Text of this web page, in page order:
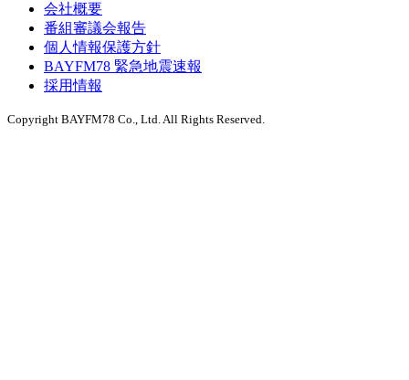
会社概要
番組審議会報告
個人情報保護方針
BAYFM78 緊急地震速報
採用情報
Copyright BAYFM78 Co., Ltd. All Rights Reserved.